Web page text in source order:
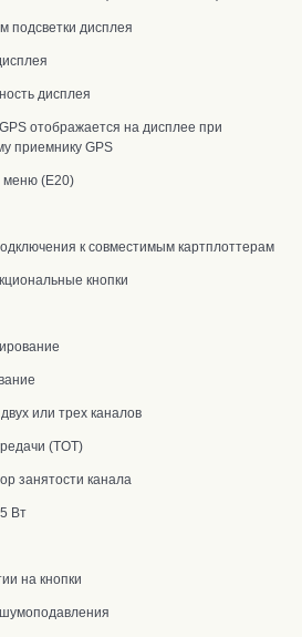
подсветки дисплея
дисплея
отображается на дисплее при
приемнику GPS
меню (Е20)
к совместимым картплоттерам
кнопки
или трех каналов
(TOT)
занятости канала
Вт
на кнопки